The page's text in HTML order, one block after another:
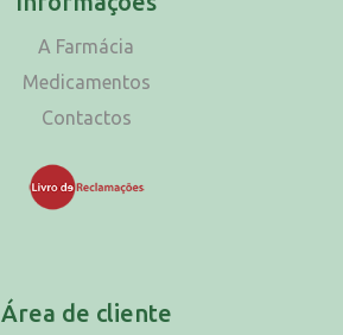
A Farmácia
Medicamentos
Contactos
Área de cliente